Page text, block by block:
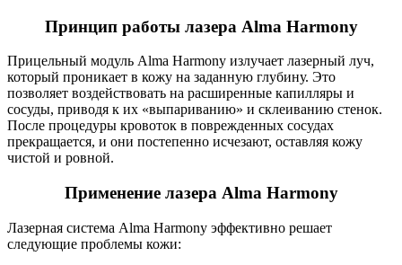
Принцип работы лазера Alma Harmony
Прицельный модуль Alma Harmony излучает лазерный луч,
который проникает в кожу на заданную глубину. Это
позволяет воздействовать на расширенные капилляры и
сосуды, приводя к их «выпариванию» и склеиванию стенок.
После процедуры кровоток в поврежденных сосудах
прекращается, и они постепенно исчезают, оставляя кожу
чистой и ровной.
Применение лазера Alma Harmony
Лазерная система Alma Harmony эффективно решает
следующие проблемы кожи: